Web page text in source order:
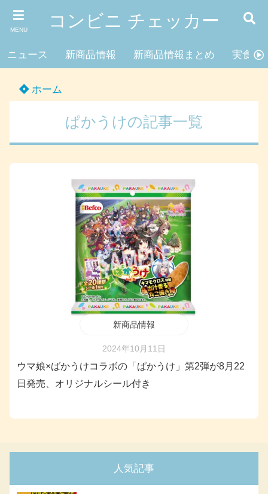
MENU コンビニ チェッカー
ニュース 新商品情報 新商品情報まとめ 実食レ
ホーム
ぱかうけの記事一覧
新商品情報
2024年10月11日
ウマ娘×ばかうけコラボの「ぱかうけ」第2弾が8月22
日発売、オリジナルシール付き
人気記事